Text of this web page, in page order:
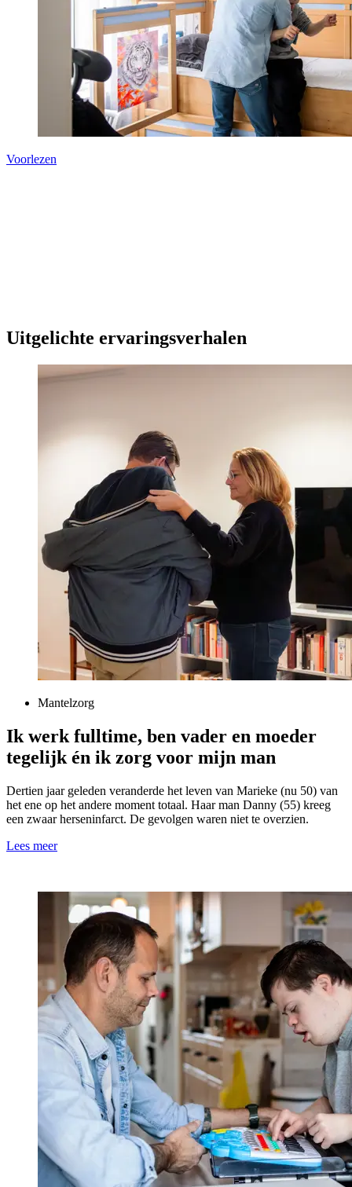
Voorlezen
Uitgelichte ervaringsverhalen
Mantelzorg
Ik werk fulltime, ben vader en moeder
tegelijk én ik zorg voor mijn man
Dertien jaar geleden veranderde het leven van Marieke (nu 50) van
het ene op het andere moment totaal. Haar man Danny (55) kreeg
een zwaar herseninfarct. De gevolgen waren niet te overzien.
Lees meer